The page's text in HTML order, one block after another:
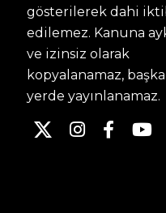
gösterilerek dahi
edilemez. Kanuna
ve izinsiz olarak
kopyalanamaz, başka
yerde yayınlanamaz.